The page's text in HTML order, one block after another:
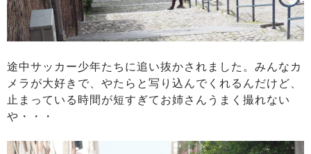
途中サッカー少年たちに追い抜かされました。みんなカ
メラが大好きで、やたらと写り込んでくれるんだけど、
止まっている時間が短すぎてお姉さんうまく撮れない
や・・・